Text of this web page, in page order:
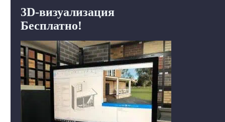
3D-визуализация
Бесплатно!